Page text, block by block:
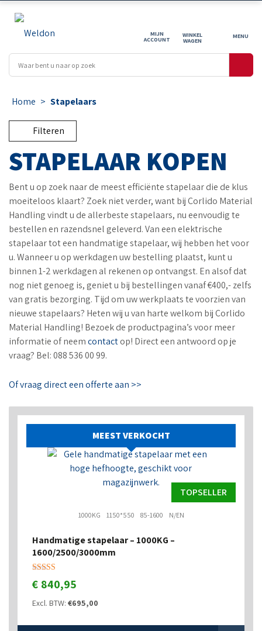
MIJN
ACCOUNT
WINKEL
WAGEN
Home > Stapelaars
Filteren
STAPELAAR KOPEN
Bent u op zoek naar de meest efficiënte stapelaar die de klus
moeiteloos klaart? Zoek niet verder, want bij Corlido Material
Handling vindt u de allerbeste stapelaars, nu eenvoudig te
bestellen en razendsnel geleverd.Van een elektrische
stapelaar tot een handmatige stapelaar, wij hebben het voor
u.Wanneer u op werkdagen uw bestelling plaatst, kunt u
binnen 1-2 werkdagen al rekenen op ontvangst. En alsof dat
nog niet genoeg is, geniet u bij bestellingen vanaf €400,- zelfs
van gratis bezorging. Tijd om uw werkplaats te voorzien van
nieuwe stapelaars? Heten wij u van harte welkom bij Corlido
Material Handling! Bezoek de productpagina’s voor meer
informatie of neemcontactop! Direct een antwoord op je
vraag? Bel: 088 536 00 99.
Of vraag direct een offerte aan >>
MEEST VERKOCHT
TOPSELLER
1000KG 1150*550 85-1600 N/EN
Handmatige stapelaar – 1000KG –
1600/2500/3000mm
Gewaardeerd
5.00uit 5
€ 840,95
Excl. BTW: €695,00